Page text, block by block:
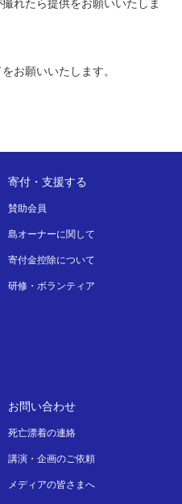
れたら提供をお願いいたしま
お願いいたします。
寄付・支援する
賛助会員
島オーナーに関して
寄付金控除について
研修・ボランティア
お問い合わせ
死亡漂着の連絡
講演・企画のご依頼
メディアの皆さまへ